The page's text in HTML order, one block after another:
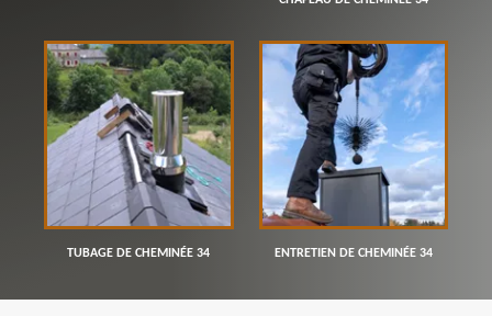
TUBAGE DE CHEMINÉE 34 ENTRETIEN DE CHEMINÉE 34